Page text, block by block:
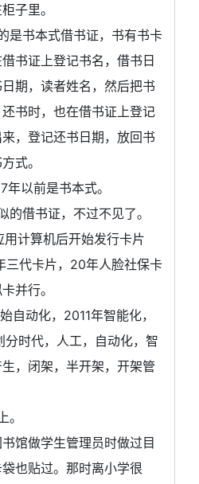
子里。
是书本式借书证，书有书卡
书证上登记书名，借书日
期，读者姓名，然后把书
书时，也在借书证上登记
，登记还书日期，放回书
式。
以前是书本式。
的借书证，不过不见了。
用计算机后开始发行卡片
三代卡片，20年人脸社保卡
并行。
自动化，2011年智能化，
时代，人工，自动化，智
，闭架，半开架，开架管
馆做学生管理员时做过目
也贴过。那时离小学很